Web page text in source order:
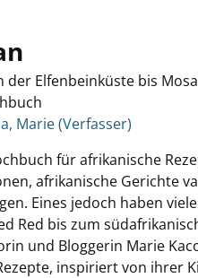
der Elfenbeinküste bis
diesem Verfasser
Marie (Verfasser)
für afrikanische
afrikanische Gerichte
Eines jedoch haben
Red bis zum
und Bloggerin Marie
inspiriert von ihrer